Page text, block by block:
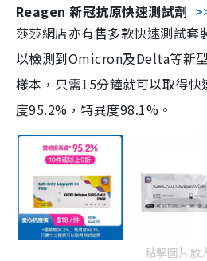
Reagen 新冠抗原快速測試劑
莎莎網店亦有售多款快速測試套
以檢測到Omicron及Delta等新
樣本，只需15分鐘就可以取得
度95.2%，特異度98.1%。
點擊圖片放